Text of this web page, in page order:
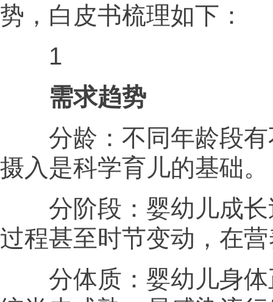
势，白皮书梳理如下：
1
需求趋势
分龄：不同年龄段有
摄入是科学育儿的基础。
分阶段：婴幼儿成长
过程甚至时节变动，在
分体质：婴幼儿身体